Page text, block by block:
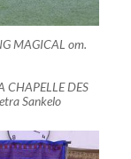
MAGICAL om.
CHAPELLE DES
Sankelo